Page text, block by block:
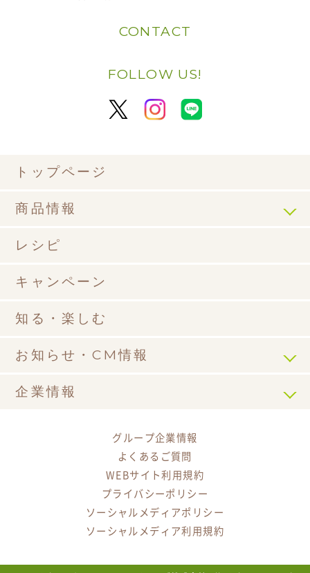
CONTACT
FOLLOW US!
トップページ
商品情報
レシピ
キャンペーン
知る・楽しむ
お知らせ・CM情報
企業情報
グループ企業情報
よくあるご質問
WEBサイト利用規約
プライバシーポリシー
ソーシャルメディアポリシー
ソーシャルメディア利用規約